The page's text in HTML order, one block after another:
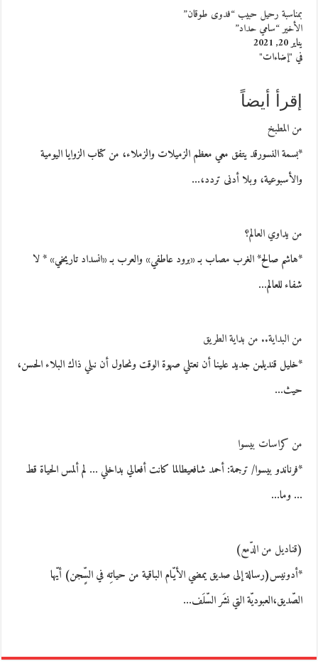
بمناسبة رحيل حبيب “فدوى طوقان”
الأخير “سامي حداد”
يناير 20, 2021
في "إضاءات"
إقرأ أيضاً
من المطبخ
*بسمة النسورقد يتفق معي معظم الزميلات والزملاء، من كتاب الزوايا اليومية
والأسبوعية، وبلا أدنى تردد،…
من يداوي العالم؟
*هاشم صالح* الغرب مصاب بـ «برود عاطفي» والعرب بـ «انسداد تاريخي» * لا
شفاء للعالم…
من البداية.. من بداية الطريق
*خليل قنديلمن جديد علينا أن نعتلي صهوة الوقت ونحاول أن نبلي ذاك البلاء الحسن،
حيث…
من كراسات بيسوا
*فرناندو بيسوا/ ترجمة: أحمد شافعيطالما كانت أفعالي بداخلي … لم ألمس الحياة قط
… وما…
(قناديل من الدّمع)
*أدونيس(رسالة إلى صديق يمضي الأيّام الباقية من حياتِه في السٍّجن) أيّها
الصّديق،العبوديّة التي نشَر السّلَف…